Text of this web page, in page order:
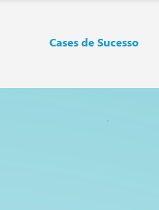
Cases de Sucesso